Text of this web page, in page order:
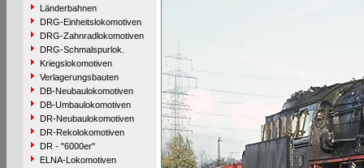
Länderbahnen
DRG-Einheitslokomotiven
DRG-Zahnradlokomotiven
DRG-Schmalspurlok.
Kriegslokomotiven
Verlagerungsbauten
DB-Neubaulokomotiven
DB-Umbaulokomotiven
DR-Neubaulokomotiven
DR-Rekolokomotiven
DR - "6000er"
ELNA-Lokomotiven